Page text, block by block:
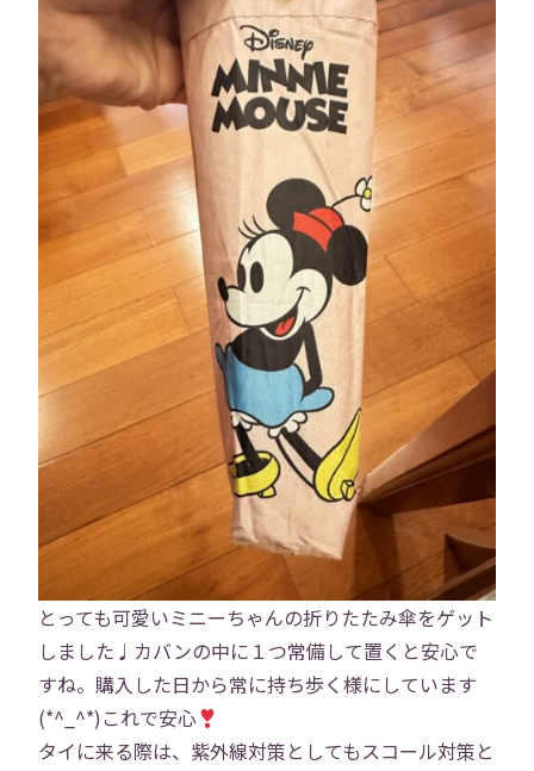
トップ
会社概要 事業内容
役員紹介 社員紹介
採用情報 役員インタビュー
社員インタビュー 福利厚生
研修 勉強会
プロジェクト
とっても可愛いミニーちゃんの折りたたみ傘をゲット
しました♩カバンの中に１つ常備して置くと安心で
すね。購入した日から常に持ち歩く様にしています
(*^_^*)これで安心
タイに来る際は、紫外線対策としてもスコール対策と